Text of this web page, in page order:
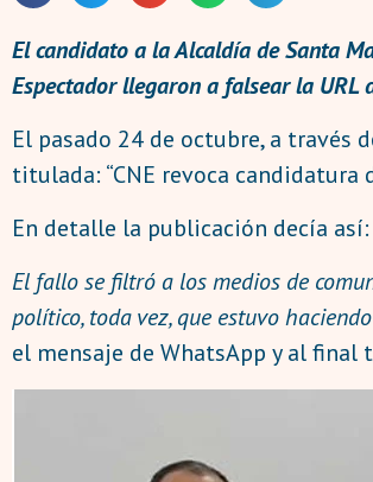
El candidato a la Alcaldía de Santa
Espectador llegaron a falsear la URL
El pasado 24 de octubre, a través
titulada: “CNE revoca
En detalle la publicación decía así:
El fallo se filtró a los medios de
político, toda vez, que estuvo
el mensaje de WhatsApp y al